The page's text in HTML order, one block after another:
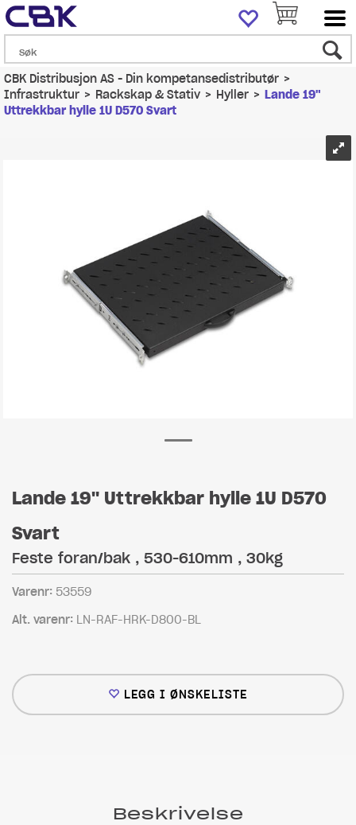
CBK Distribusjon AS - Din kompetansedistributør>
Infrastruktur>Rackskap & Stativ>Hyller>Lande 19"
Uttrekkbar hylle 1U D570 Svart
Lande 19" Uttrekkbar hylle 1U D570
Svart
Feste foran/bak , 530-610mm , 30kg
Varenr: 53559
Alt. varenr: LN-RAF-HRK-D800-BL
LEGG I ØNSKELISTE
Beskrivelse